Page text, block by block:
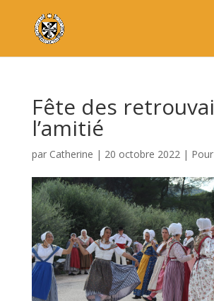
Fête des
l’amitié
par Catherine | 20 octobre 2022|